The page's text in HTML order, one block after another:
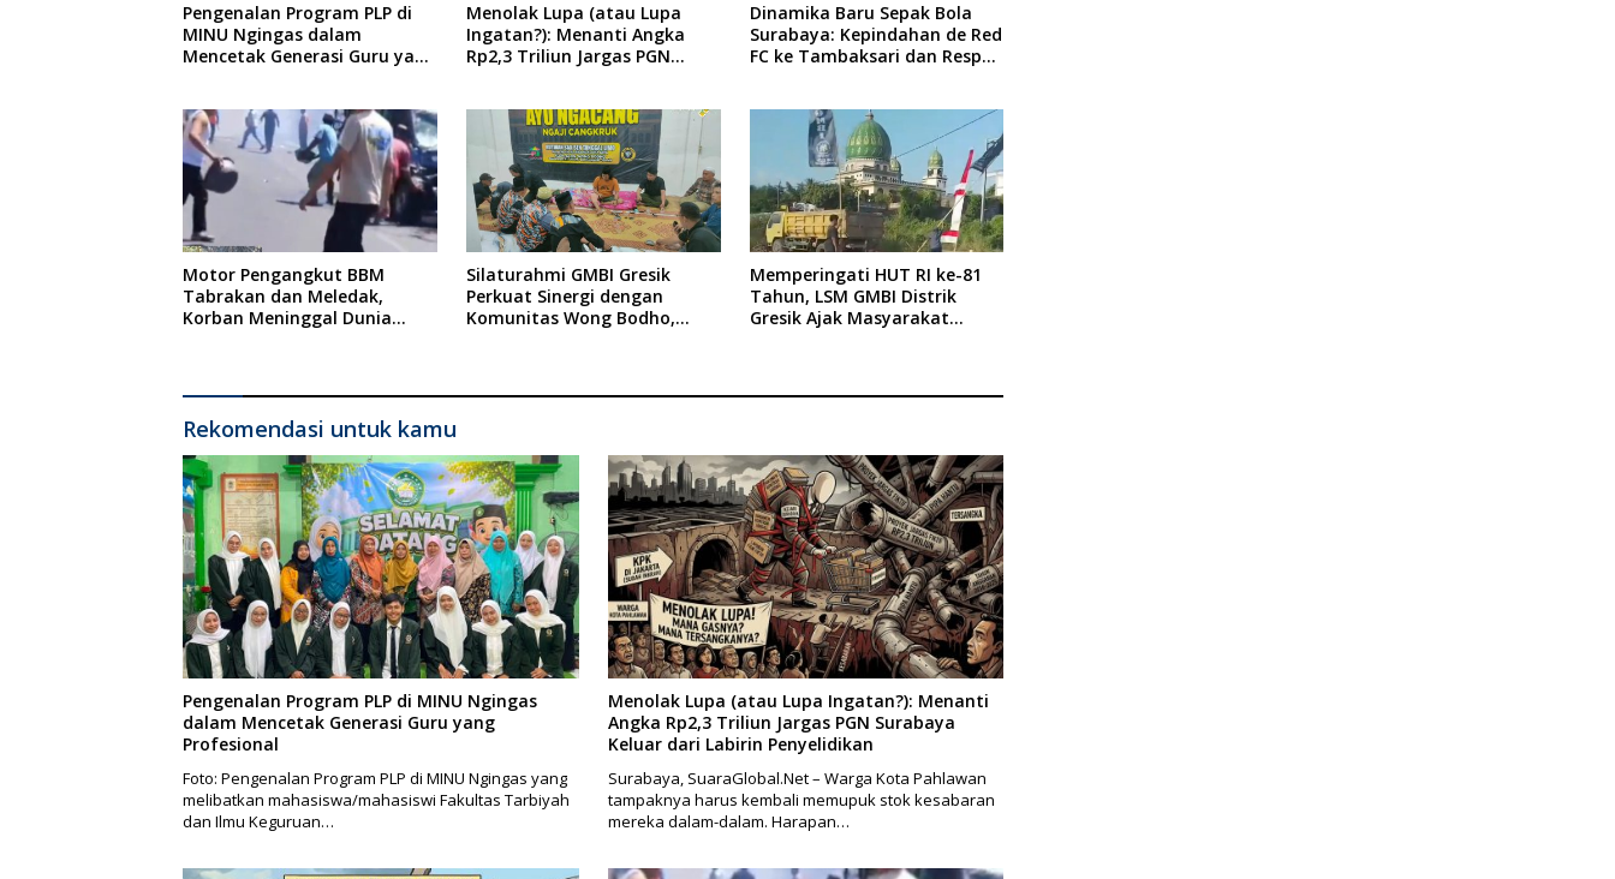
Pengenalan Program PLP di
MINU Ngingas dalam
Mencetak Generasi Guru yang
Menolak Lupa (atau Lupa
Ingatan?): Menanti Angka
Rp2,3 Triliun Jargas PGN
Dinamika Baru Sepak Bola
Surabaya: Kepindahan de Red
FC ke Tambaksari dan Respon
Motor Pengangkut BBM
Tabrakan dan Meledak,
Korban Meninggal Dunia
Silaturahmi GMBI Gresik
Perkuat Sinergi dengan
Komunitas Wong Bodho,
Massal dan Santunan Anak
Memperingati HUT RI ke-81
Tahun, LSM GMBI Distrik
Gresik Ajak Masyarakat
Rekomendasi untuk kamu
Pengenalan Program PLP di MINU Ngingas
dalam Mencetak Generasi Guru yang
Profesional
Foto: Pengenalan Program PLP di MINU Ngingas yang
melibatkan mahasiswa/mahasiswi Fakultas Tarbiyah
dan Ilmu Keguruan…
Menolak Lupa (atau Lupa Ingatan?): Menanti
Angka Rp2,3 Triliun Jargas PGN Surabaya
Keluar dari Labirin Penyelidikan
Surabaya, SuaraGlobal.Net – Warga Kota Pahlawan
tampaknya harus kembali memupuk stok kesabaran
mereka dalam-dalam. Harapan…